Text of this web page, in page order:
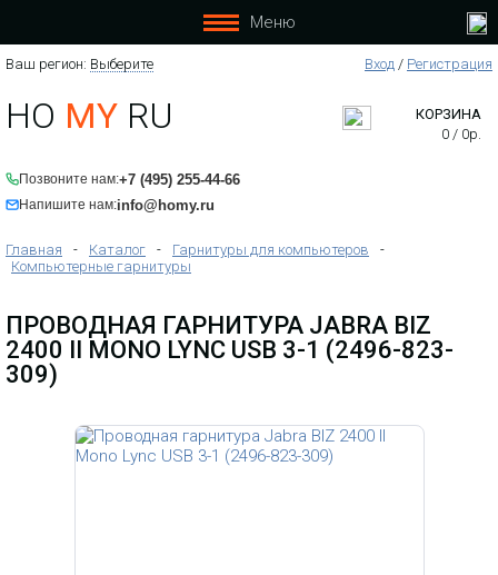
Меню
Ваш регион: Выберите Вход / Регистрация
HO MY RU
Позвоните нам:+7 (495) 255-44-66
Напишите нам:info@homy.ru
КОРЗИНА
0 / 0р.
Главная - Каталог - Гарнитуры для компьютеров
-
Компьютерные гарнитуры
ПРОВОДНАЯ ГАРНИТУРА JABRA BIZ
2400 II MONO LYNC USB 3-1 (2496-823-
309)